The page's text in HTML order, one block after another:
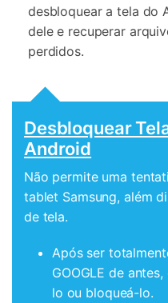
desbloquear a tela do
dele e recuperar
perdidos.
Desbloquear
Android
Não permite uma
tablet Samsung, além
de tela.
Após ser
GOOGLE de
lo ou bloqueá-lo.